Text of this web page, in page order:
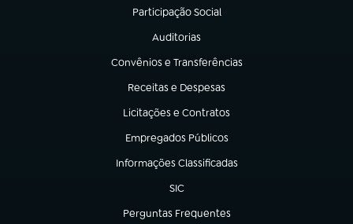
Participação Social
(abre em nova aba)
Auditorias
(abre em nova aba)
Convênios e Transferências
(abre em nova aba)
Receitas e Despesas
(abre em nova aba)
Licitações e Contratos
(abre em nova aba)
Empregados Públicos
(abre em nova aba)
Informações Classificadas
(abre em nova aba)
SIC
(abre em nova aba)
Perguntas Frequentes
(abre em nova aba)